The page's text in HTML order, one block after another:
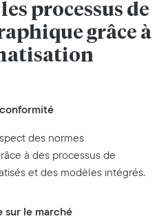
processus de
grâce à
des normes
à des processus de
et des modèles intégrés.
sur le marché